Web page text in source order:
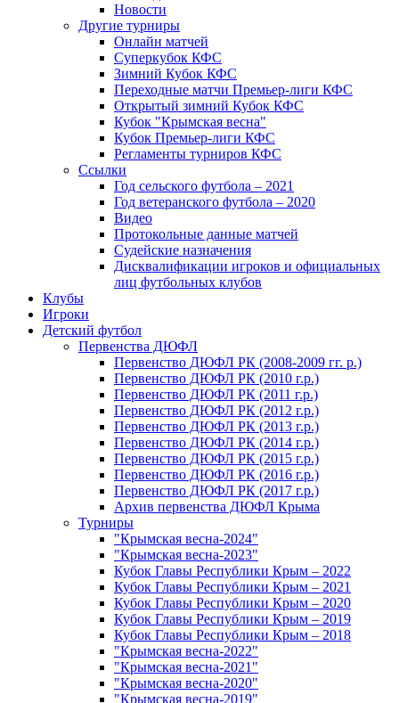
Новости
Другие турниры
Онлайн матчей
Суперкубок КФС
Зимний Кубок КФС
Переходные матчи Премьер-лиги КФС
Открытый зимний Кубок КФС
Кубок "Крымская весна"
Кубок Премьер-лиги КФС
Регламенты турниров КФС
Ссылки
Год сельского футбола – 2021
Год ветеранского футбола – 2020
Видео
Протокольные данные матчей
Судейские назначения
Дисквалификации игроков и официальных
лиц футбольных клубов
Клубы
Игроки
Детский футбол
Первенства ДЮФЛ
Первенство ДЮФЛ РК (2008-2009 гг. р.)
Первенство ДЮФЛ РК (2010 г.р.)
Первенство ДЮФЛ РК (2011 г.р.)
Первенство ДЮФЛ РК (2012 г.р.)
Первенство ДЮФЛ РК (2013 г.р.)
Первенство ДЮФЛ РК (2014 г.р.)
Первенство ДЮФЛ РК (2015 г.р.)
Первенство ДЮФЛ РК (2016 г.р.)
Первенство ДЮФЛ РК (2017 г.р.)
Архив первенства ДЮФЛ Крыма
Турниры
"Крымская весна-2024"
"Крымская весна-2023"
Кубок Главы Республики Крым – 2022
Кубок Главы Республики Крым – 2021
Кубок Главы Республики Крым – 2020
Кубок Главы Республики Крым – 2019
Кубок Главы Республики Крым – 2018
"Крымская весна-2022"
"Крымская весна-2021"
"Крымская весна-2020"
"Крымская весна-2019"